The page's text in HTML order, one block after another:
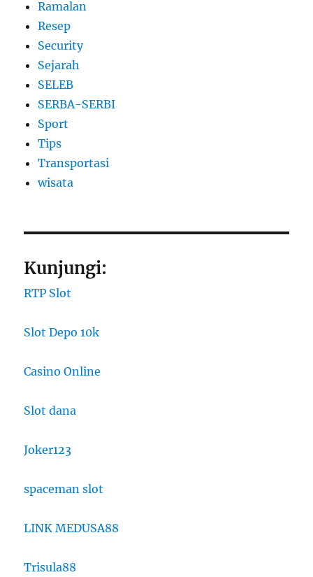
Ramalan
Resep
Security
Sejarah
SELEB
SERBA-SERBI
Sport
Tips
Transportasi
wisata
Kunjungi:
RTP Slot
Slot Depo 10k
Casino Online
Slot dana
Joker123
spaceman slot
LINK MEDUSA88
Trisula88